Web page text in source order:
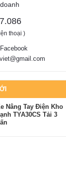
thoại )
Nâng Tay Điện Kho
TYA30CS Tải 3